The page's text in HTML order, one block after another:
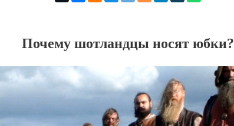
Почему шотландцы носят юбки?